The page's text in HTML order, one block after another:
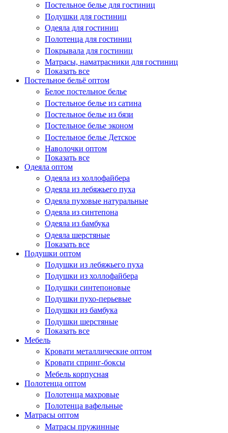
Постельное белье для гостиниц
Подушки для гостиниц
Одеяла для гостиниц
Полотенца для гостиниц
Покрывала для гостиниц
Матрасы, наматрасники для гостиниц
Показать все
Постельное бельё оптом
Белое постельное белье
Постельное белье из сатина
Постельное белье из бязи
Постельное белье эконом
Постельное белье Детское
Наволочки оптом
Показать все
Одеяла оптом
Одеяла из холлофайбера
Одеяла из лебяжьего пуха
Одеяла пуховые натуральные
Одеяла из синтепона
Одеяла из бамбука
Одеяла шерстяные
Показать все
Подушки оптом
Подушки из лебяжьего пуха
Подушки из холлофайбера
Подушки синтепоновые
Подушки пухо-перьевые
Подушки из бамбука
Подушки шерстяные
Показать все
Мебель
Кровати металлические оптом
Кровати спринг-боксы
Мебель корпусная
Полотенца оптом
Полотенца махровые
Полотенца вафельные
Матрасы оптом
Матрасы пружинные